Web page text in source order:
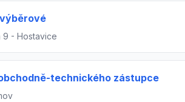
9 - Hostavice
technického zástupce